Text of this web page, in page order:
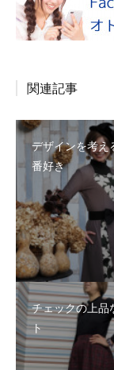
関連記事
デザインを考え
番好き
チェックの上品
ト